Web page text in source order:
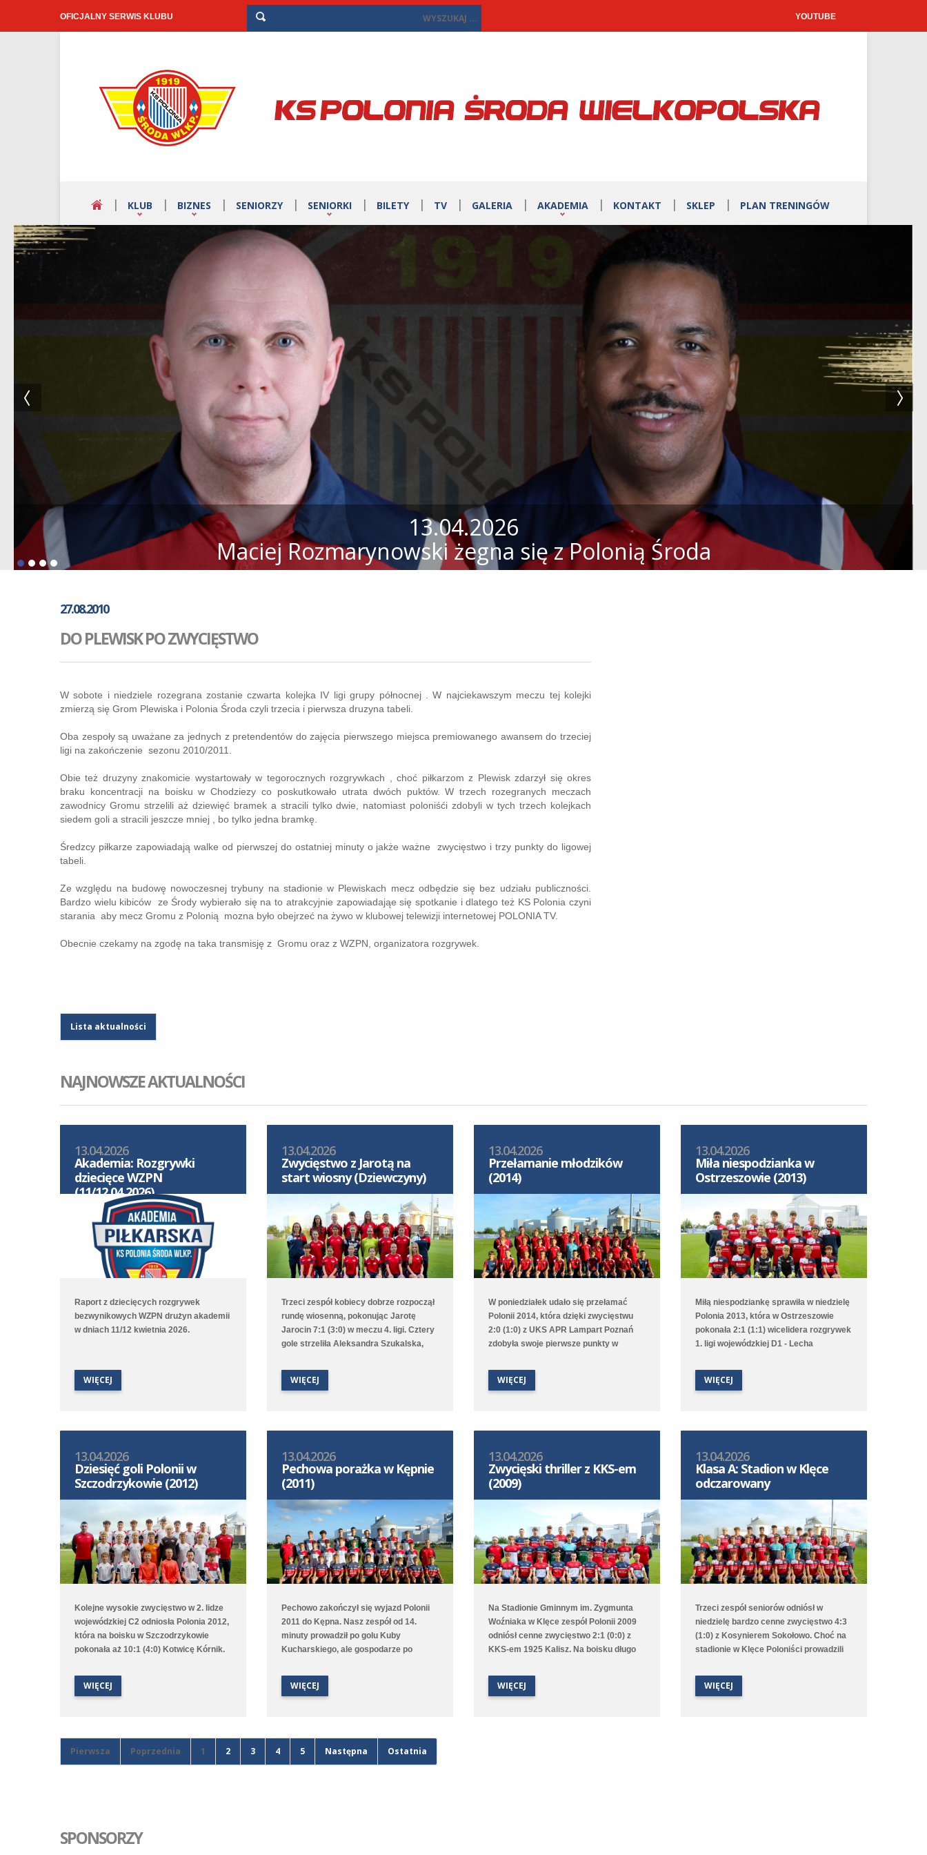
OFICJALNY SERWIS KLUBU YOUTUBE
KLUB BIZNES SENIORZY SENIORKI BILETY TV GALERIA AKADEMIA KONTAKT SKLEP PLAN TRENINGÓW
13.04.2026
Maciej Rozmarynowski żegna się z Polonią Środa
27.08.2010
DO PLEWISK PO ZWYCIĘSTWO
W sobote i niedziele rozegrana zostanie czwarta kolejka IV ligi grupy północnej . W najciekawszym meczu tej kolejki
zmierzą się Grom Plewiska i Polonia Środa czyli trzecia i pierwsza druzyna tabeli.
Oba zespoły są uważane za jednych z pretendentów do zajęcia pierwszego miejsca premiowanego awansem do trzeciej
ligi na zakończenie sezonu 2010/2011.
Obie też druzyny znakomicie wystartowały w tegorocznych rozgrywkach , choć piłkarzom z Plewisk zdarzył się okres
braku koncentracji na boisku w Chodziezy co poskutkowało utrata dwóch puktów. W trzech rozegranych meczach
zawodnicy Gromu strzelili aż dziewięć bramek a stracili tylko dwie, natomiast poloniśći zdobyli w tych trzech kolejkach
siedem goli a stracili jeszcze mniej , bo tylko jedna bramkę.
Średzcy piłkarze zapowiadają walke od pierwszej do ostatniej minuty o jakże ważne zwycięstwo i trzy punkty do ligowej
tabeli.
Ze względu na budowę nowoczesnej trybuny na stadionie w Plewiskach mecz odbędzie się bez udziału publiczności.
Bardzo wielu kibiców ze Środy wybierało się na to atrakcyjnie zapowiadająe się spotkanie i dlatego też KS Polonia czyni
starania aby mecz Gromu z Polonią mozna było obejrzeć na żywo w klubowej telewizji internetowej POLONIA TV.
Obecnie czekamy na zgodę na taka transmisję z Gromu oraz z WZPN, organizatora rozgrywek.
Lista aktualności
NAJNOWSZE AKTUALNOŚCI
13.04.2026
Akademia: Rozgrywki
dziecięce WZPN
(11/12.04.2026)
Raport z dziecięcych rozgrywek
bezwynikowych WZPN drużyn akademii
w dniach 11/12 kwietnia 2026.
WIĘCEJ
13.04.2026
Zwycięstwo z Jarotą na
start wiosny (Dziewczyny)
Trzeci zespół kobiecy dobrze rozpoczął
rundę wiosenną, pokonując Jarotę
Jarocin 7:1 (3:0) w meczu 4. ligi. Cztery
gole strzeliła Aleksandra Szukalska,
wynik ustaliła Alicja Doros. Trampkarki
przegrały 1:6 z UKS APR Lampart
WIĘCEJ
13.04.2026
Przełamanie młodzików
(2014)
W poniedziałek udało się przełamać
Polonii 2014, która dzięki zwycięstwu
2:0 (1:0) z UKS APR Lampart Poznań
zdobyła swoje pierwsze punkty w
D2. Bramki na wagę trzech punktów
strzelili Witold Artomski i Karol
WIĘCEJ
13.04.2026
Miła niespodzianka w
Ostrzeszowie (2013)
Miłą niespodziankę sprawiła w niedzielę
Polonia 2013, która w Ostrzeszowie
pokonała 2:1 (1:1) wicelidera rozgrywek
1. ligi wojewódzkiej D1 - Lecha
pierwsi objęli prowadzenie to Poloniści
odwrócili losy meczu za sprawą bramek
WIĘCEJ
13.04.2026
Dziesięć goli Polonii w
Szczodrzykowie (2012)
Kolejne wysokie zwycięstwo w 2. lidze
wojewódzkiej C2 odniosła Polonia 2012,
która na boisku w Szczodrzykowie
pokonała aż 10:1 (4:0) Kotwicę Kórnik.
skompletował Karol Marciniak. Drugi
zespół, który rywalizuje w 2. lidze
WIĘCEJ
13.04.2026
Pechowa porażka w Kępnie
(2011)
Pechowo zakończył się wyjazd Polonii
2011 do Kępna. Nasz zespół od 14.
minuty prowadził po golu Kuby
Kucharskiego, ale gospodarze po
czasie gry niestety zdobyli
zwycięskiego gola. Lepiej spisała się
tym meczu popisał się Jan Marciniak.
WIĘCEJ
13.04.2026
Zwycięski thriller z KKS-em
(2009)
Na Stadionie Gminnym im. Zygmunta
Woźniaka w Klęce zespół Polonii 2009
odniósł cenne zwycięstwo 2:1 (0:0) z
KKS-em 1925 Kalisz. Na boisku długo
choć to Poloniści byli stroną
dominującą. W 68. minucie zawodnik
WIĘCEJ
13.04.2026
Klasa A: Stadion w Klęce
odczarowany
Trzeci zespół seniorów odniósł w
niedzielę bardzo cenne zwycięstwo 4:3
(1:0) z Kosynierem Sokołowo. Choć na
stadionie w Klęce Poloniści prowadzili
aż do ostatniego gwizdka sędziego.
Bramki dla średzkiej drużyny strzelali
WIĘCEJ
Pierwsza Poprzednia 1 2 3 4 5 Następna Ostatnia
SPONSORZY